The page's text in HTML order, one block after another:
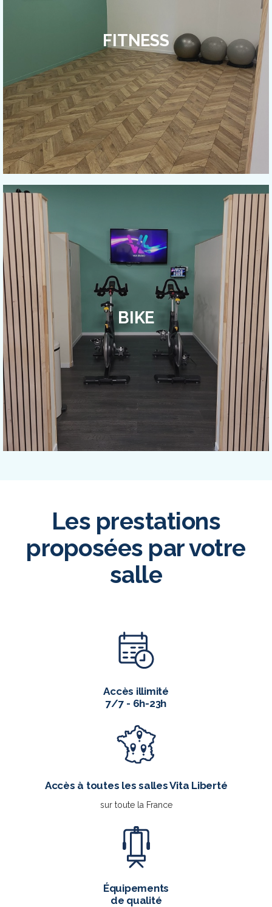
FITNESS
BIKE
Les prestations
proposées par votre
salle
Accès illimité
7/7 - 6h-23h
Accès à toutes les salles Vita Liberté
sur toute la France
Équipements
de qualité